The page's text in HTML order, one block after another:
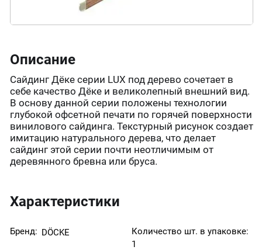
Описание
Сайдинг Дёке серии LUX под дерево сочетает в
себе качество Дёке и великолепный внешний вид.
В основу данной серии положены технологии
глубокой офсетной печати по горячей поверхности
винилового сайдинга. Текстурный рисунок создает
имитацию натурального дерева, что делает
сайдинг этой серии почти неотличимым от
деревянного бревна или бруса.
Характеристики
Бренд: DÖCKE
Количество шт. в упаковке:
1